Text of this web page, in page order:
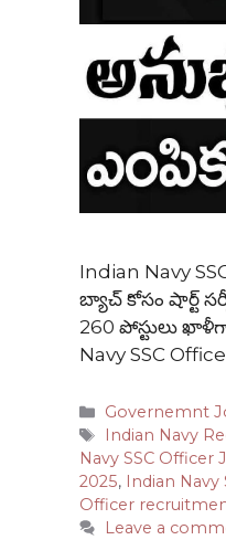
Indian Navy
బ్యాచ్ కోసం షార్ట్
260 పోస్టులు
Navy SSC
Categories
Governemnt
Tags
Indian Navy
Navy SSC
2025, Indian
Officer
Leave a